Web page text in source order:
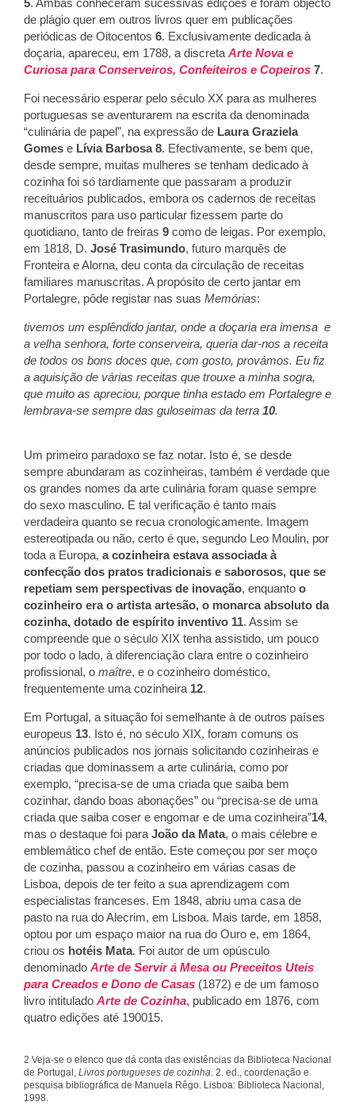
de plágio quer em outros livros quer em publicações
periódicas de Oitocentos 6. Exclusivamente dedicada à
doçaria, apareceu, em 1788, a discreta Arte Nova e
Curiosa para Conserveiros, Confeiteiros e Copeiros 7.
Foi necessário esperar pelo século XX para as mulheres
portuguesas se aventurarem na escrita da denominada
“culinária de papel”, na expressão de Laura Graziela
Gomes e Lívia Barbosa 8. Efectivamente, se bem que,
desde sempre, muitas mulheres se tenham dedicado à
cozinha foi só tardiamente que passaram a produzir
receituários publicados, embora os cadernos de receitas
manuscritos para uso particular fizessem parte do
quotidiano, tanto de freiras 9 como de leigas. Por exemplo,
em 1818, D. José Trasimundo, futuro marquês de
Fronteira e Alorna, deu conta da circulação de receitas
familiares manuscritas. A propósito de certo jantar em
Portalegre, pôde registar nas suas Memórias:
tivemos um esplêndido jantar, onde a doçaria era imensa e
a velha senhora, forte conserveira, queria dar-nos a receita
de todos os bons doces que, com gosto, provámos. Eu fiz
a aquisição de várias receitas que trouxe a minha sogra,
que muito as apreciou, porque tinha estado em Portalegre e
lembrava-se sempre das guloseimas da terra 10.
Um primeiro paradoxo se faz notar. Isto é, se desde
sempre abundaram as cozinheiras, também é verdade que
os grandes nomes da arte culinária foram quase sempre
do sexo masculino. E tal verificação é tanto mais
verdadeira quanto se recua cronologicamente. Imagem
estereotipada ou não, certo é que, segundo Leo Moulin, por
toda a Europa, a cozinheira estava associada à
confecção dos pratos tradicionais e saborosos, que se
repetiam sem perspectivas de inovação, enquanto o
cozinheiro era o artista artesão, o monarca absoluto da
cozinha, dotado de espírito inventivo 11. Assim se
compreende que o século XIX tenha assistido, um pouco
por todo o lado, à diferenciação clara entre o cozinheiro
profissional, o maître, e o cozinheiro doméstico,
frequentemente uma cozinheira 12.
Em Portugal, a situação foi semelhante à de outros países
europeus 13. Isto é, no século XIX, foram comuns os
anúncios publicados nos jornais solicitando cozinheiras e
criadas que dominassem a arte culinária, como por
exemplo, “precisa-se de uma criada que saiba bem
cozinhar, dando boas abonações” ou “precisa-se de uma
criada que saiba coser e engomar e de uma cozinheira”14,
mas o destaque foi para João da Mata, o mais célebre e
emblemático chef de então. Este começou por ser moço
de cozinha, passou a cozinheiro em várias casas de
Lisboa, depois de ter feito a sua aprendizagem com
especialistas franceses. Em 1848, abriu uma casa de
pasto na rua do Alecrim, em Lisboa. Mais tarde, em 1858,
optou por um espaço maior na rua do Ouro e, em 1864,
criou os hotéis Mata. Foi autor de um opúsculo
denominado Arte de Servir á Mesa ou Preceitos Uteis
para Creados e Dono de Casas (1872) e de um famoso
livro intitulado Arte de Cozinha, publicado em 1876, com
quatro edições até 190015.
2 Veja-se o elenco que dá conta das existências da Biblioteca Nacional
de Portugal, Livros portugueses de cozinha . 2. ed., coordenação e
pesquisa bibliográfica de Manuela Rêgo. Lisboa: Biblioteca Nacional,
1998.